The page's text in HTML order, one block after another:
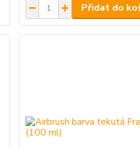
Přidat do